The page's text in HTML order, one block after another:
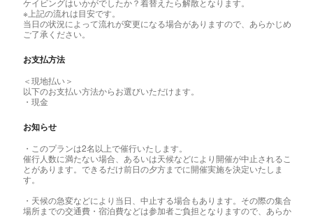
ケイビングはいかがでしたか？着替えたら解散となります。
※上記の流れは目安です。
当日の状況によって流れが変更になる場合がありますので、あらかじめ
ご了承ください。
お支払方法
＜現地払い＞
以下のお支払い方法からお選びいただけます。
・現金
お知らせ
・このプランは2名以上で催行いたします。
催行人数に満たない場合、あるいは天候などにより開催が中止されるこ
とがあります。できるだけ前日の夕方までに開催実施を決定いたしま
す。
・天候の急変などにより当日、中止する場合もあります。その際の集合
場所までの交通費・宿泊費などは参加者ご負担となりますので、あらか